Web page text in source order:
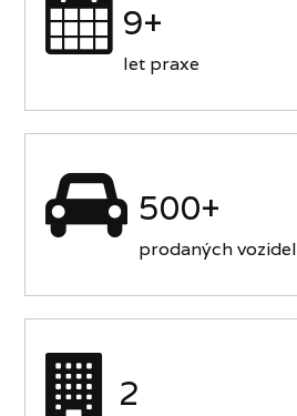
9+
let praxe
500+
prodaných vozidel
2